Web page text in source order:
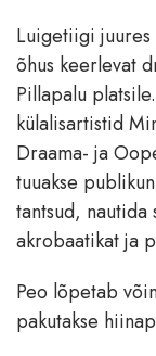
Luigetiigi juures
õhus keerlevat
Pillapalu
külalisartistid
Draama- ja
tuuakse
tantsud,
akrobaatikat ja
Peo lõpetab
pakutakse